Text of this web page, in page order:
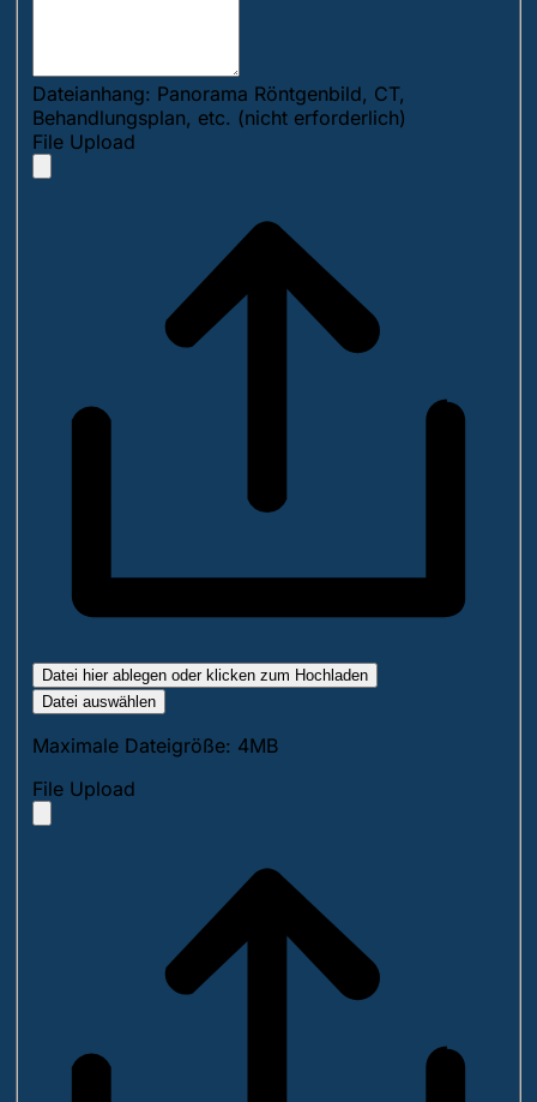
Dateianhang: Panorama Röntgenbild, CT,
Behandlungsplan, etc. (nicht erforderlich)
File Upload
Datei hier ablegen oder klicken zum Hochladen
Datei auswählen
Maximale Dateigröße: 4MB
File Upload